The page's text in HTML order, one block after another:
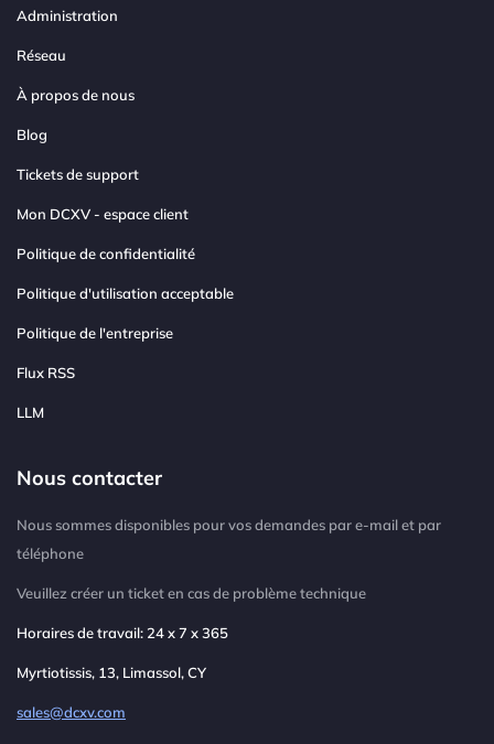
Administration
Réseau
À propos de nous
Blog
Tickets de support
Mon DCXV - espace client
Politique de confidentialité
Politique d'utilisation acceptable
Politique de l'entreprise
Flux RSS
LLM
Nous contacter
Nous sommes disponibles pour vos demandes par e-mail et par
téléphone
Veuillez créer un ticket en cas de problème technique
Horaires de travail: 24 x 7 x 365
Myrtiotissis, 13, Limassol, CY
sales@dcxv.com